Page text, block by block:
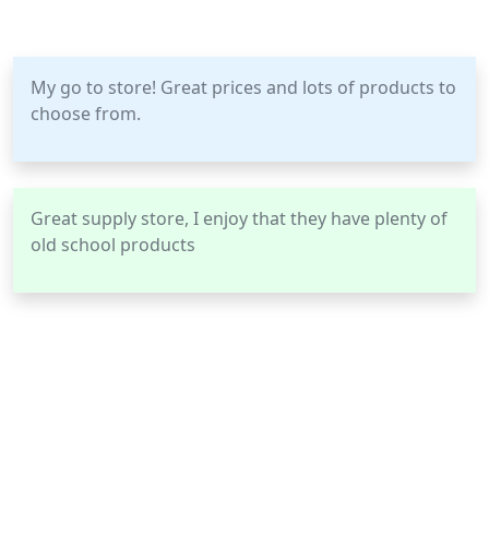
My go to store! Great prices and lots of products to
choose from.
Great supply store, I enjoy that they have plenty of
old school products